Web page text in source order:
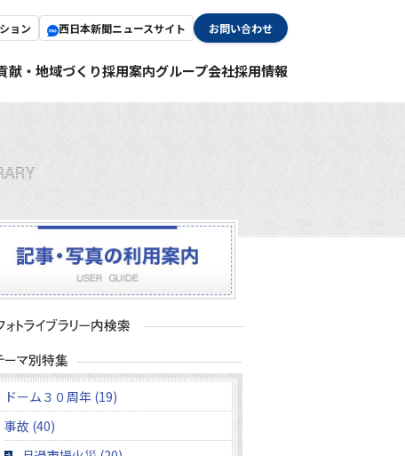
ョン 西日本新聞ニュースサイト お問い合わせ
献・地域づくり採用案内グループ会社採用情報
ドーム３０周年 (19)
事故 (40)